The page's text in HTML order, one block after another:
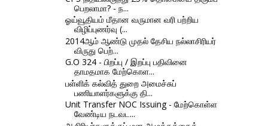
பெறலாமா? - ந...
ஓய்வூதியம் மீதான வருமான வரி பற்றிய
விழிப்புணர்வு (...
2014ஆம் ஆண்டு முதல் தேசிய நல்லாசிரியர்
விருது பெற்...
G.O 324 - பிறப்பு / இறப்பு பதிவினை
தாமதமாக மேற்கொள...
பள்ளிக் கல்வித் துறை அமைச்சுப்
பணியாளர்களுக்கு தி...
Unit Transfer NOC Issuing - மேற்கொள்ள
வேண்டிய நடவட...